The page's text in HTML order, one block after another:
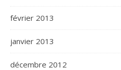
février 2013
janvier 2013
décembre 2012